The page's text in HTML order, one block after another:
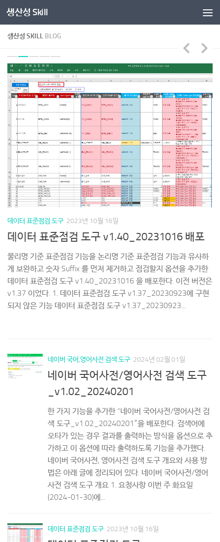
콘텐츠로 건너뛰기
생산성 Skill
생산성 SKILL BLOG
데이터 표준점검 도구 2023년 10월 16일
데이터 표준점검 도구 v1.40_20231016 배포
물리명 기준 표준점검 기능을 논리명 기준 표준점검 기능과 유사하
게 보완하고 숫자 Suffix 를 먼저 제거하고 점검할지 옵션을 추가한
데이터 표준점검 도구 v1.40_20231016 을 배포한다. 이전 버전은
v1.37 이었다. 1. 데이터 표준점검 도구 v1.37_20230923에 구현
되지 않은 기능 데이터 표준점검 도구 v1.37_20230923...
네이버 국어사전/영어사전 검색 도구
_v1.02_20240201
한 가지 기능을 추가한 “네이버 국어사전/영어사전 검
색 도구_v1.02_20240201″을 배포한다. 검색어에
오타가 있는 경우 결과를 출력하는 방식을 옵션으로 추
가하고 이 옵션에 따라 출력하도록 기능을 추가했다.
네이버 국어사전, 영어사전 검색 도구 개요와 사용 방
법은 아래 글에 정리되어 있다. 네이버 국어사전/영어
사전 검색 도구 개요 1. 요청사항 이번 주 화요일
(2024-01-30)에...
데이터 표준점검 도구